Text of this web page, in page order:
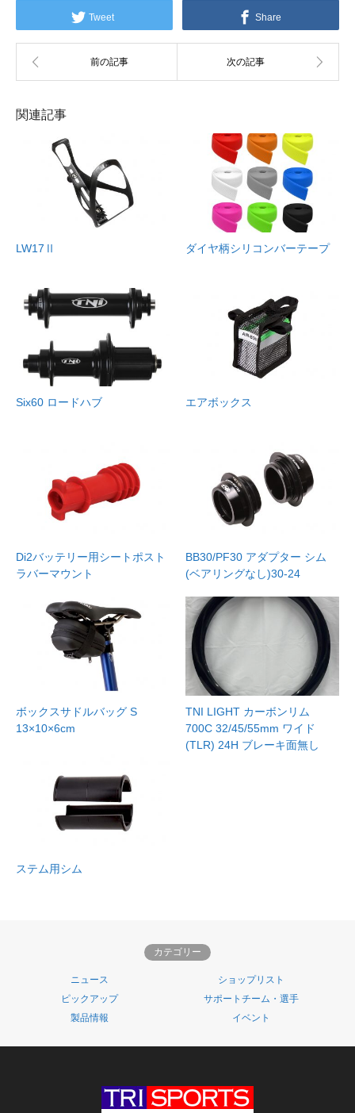
Tweet Share
関連記事
LW17Ⅱ ダイヤ柄シリコンバーテープ
Six60 ロードハブ エアボックス
Di2バッテリー用シートポスト
ラバーマウント
BB30/PF30 アダプター シム
(ベアリングなし)30-24
ボックスサドルバッグ S
13×10×6cm
TNI LIGHT カーボンリム
700C 32/45/55mm ワイド
(TLR) 24H ブレーキ面無し
ステム用シム
カテゴリー
ニュース
ショップリスト
ピックアップ
サポートチーム・選手
製品情報
イベント